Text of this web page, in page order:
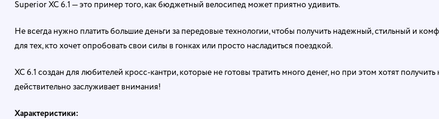
Superior XC 6.1 — это пример того, как бюджетный велосипед может приятно удивить.
Не всегда нужно платить большие деньги за передовые технологии, чтобы получить надежный, стильный и
для тех, кто хочет опробовать свои силы в гонках или просто насладиться поездкой.
XC 6.1 создан для любителей кросс-кантри, которые не готовы тратить много денег, но при этом хотят
действительно заслуживает внимания!
Характеристики: